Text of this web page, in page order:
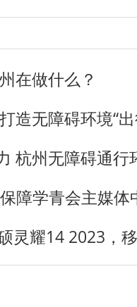
在做什么？
造无障碍环境“
杭州无障碍通行
障学青会主媒
灵耀14 2023，